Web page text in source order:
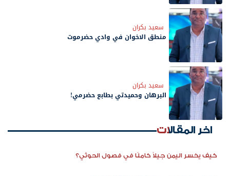
سعيد بكران
منطق الاخوان في وادي حضرموت
سعيد بكران
البرهان وحميدتي بطابع حضرمي!
اخر المقالات
كيف يخسر اليمن جيلاً كاملًا في فصول الحوثي؟